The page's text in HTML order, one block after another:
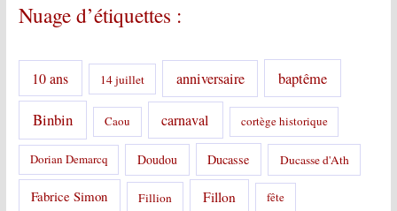
r
s
Nuage d’étiquettes :
10 ans 14 juillet anniversaire baptême
Binbin Caou carnaval cortège historique
Dorian Demarcq Doudou Ducasse Ducasse d'Ath
Fabrice Simon Fillion Fillon fête